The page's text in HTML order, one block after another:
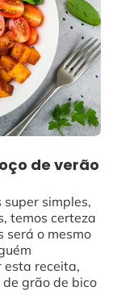
de verão
simples,
temos certeza
será o mesmo
receita,
grão de bico